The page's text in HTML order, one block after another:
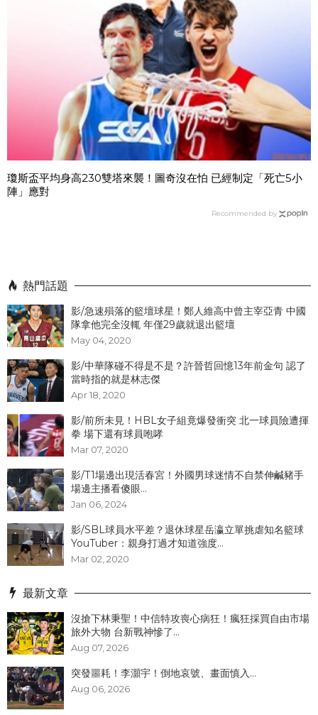
瓊斯盃平均身高230雙塔來襲！圖奇沒在怕 已經制定「死亡5小
陣」應對
Recommended by
熱門話題
影/急速殞落的籃壇球星！鄭人維高中曾主宰亞青 中國
隊拿他完全沒輒 年僅29歲就退出籃壇
May 04, 2020
影/中華隊碰不得是不是？許晉哲回憶13年前金句 認了
當時指的就是林志傑
Apr 18, 2020
影/前所未見！HBL女子組竟爆發衝突 北一球員險遭揮
拳 場下還有球員咆哮
Mar 07, 2020
影/T1場邊出現活春宮！外國男球迷情不自禁伸鹹豬手
場邊主播看傻眼...
Jan 06, 2024
影/SBL球員水平差？退休球星岳瀛立單挑虐知名籃球
YouTuber：親身打過才知道強度...
Mar 02, 2020
最新文章
沒搶下林秉聖！中信特攻喪心病狂！瘋狂採買自由市場
旅外大物 台新戰神慘了...
Aug 07, 2026
突發噩耗！李灝宇！倒地哀號、畫面慎入...
Aug 06, 2026